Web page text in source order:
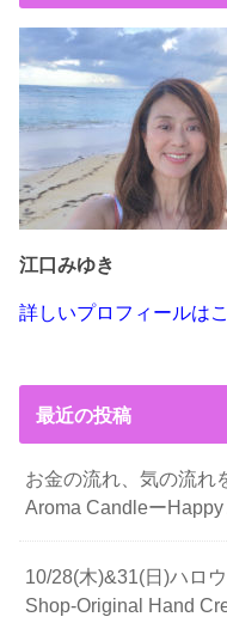
江口みゆき
詳しいプロフィールは
最近の投稿
お金の流れ、気の流れ
Aroma Candleー
10/28(木)&31(日)ハロ
Shop-Original Hand